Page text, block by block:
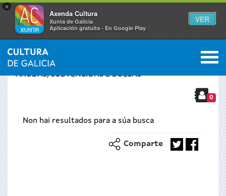
×
Axenda Cultura
Xunta de Galicia
Aplicación gratuíta - En Google Play
VER
Vostede
aquí
INICIO › SERVIZOS
AXUDAS, SUBVENCIÓNS E BOLSAS
0
Non hai resultados para a súa busca
Comparte